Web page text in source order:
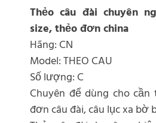
Thẻo câu đài chuyên
size, thẻo đơn china
Hãng: CN
Model: THEO CAU
Số lượng: C
Chuyên để dùng cho
đơn câu đài, câu lục xa bờ